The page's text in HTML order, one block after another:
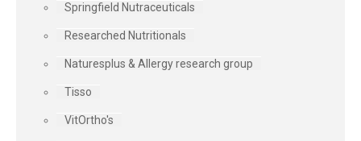
Springfield Nutraceuticals
Researched Nutritionals
Naturesplus & Allergy research group
Tisso
VitOrtho's